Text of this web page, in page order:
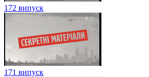
172 випуск
171 випуск